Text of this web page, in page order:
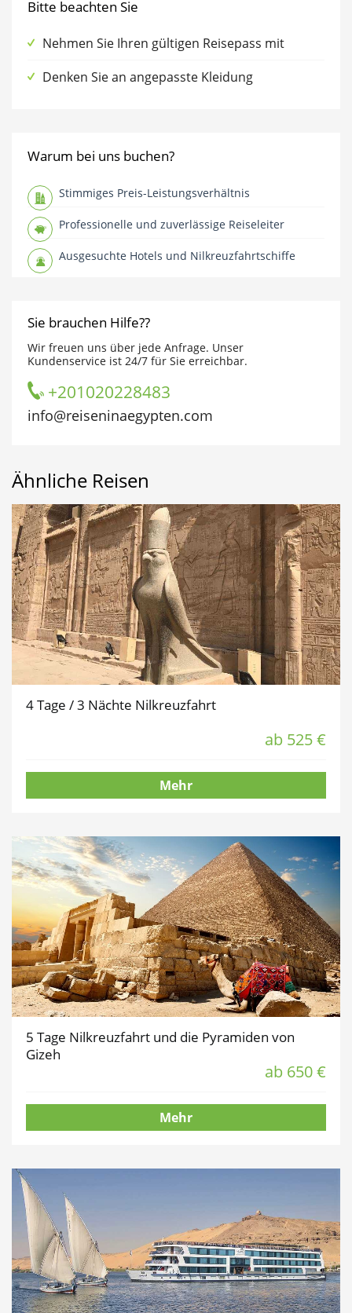
Bitte beachten Sie
Nehmen Sie Ihren gültigen Reisepass mit
Denken Sie an angepasste Kleidung
Warum bei uns buchen?
Stimmiges Preis-Leistungsverhältnis
Professionelle und zuverlässige Reiseleiter
Ausgesuchte Hotels und Nilkreuzfahrtschiffe
Sie brauchen Hilfe??
Wir freuen uns über jede Anfrage. Unser
Kundenservice ist 24/7 für Sie erreichbar.
+201020228483
info@reiseninaegypten.com
Ähnliche Reisen
4 Tage / 3 Nächte Nilkreuzfahrt
ab 525 €
Mehr
5 Tage Nilkreuzfahrt und die Pyramiden von
Gizeh
ab 650 €
Mehr